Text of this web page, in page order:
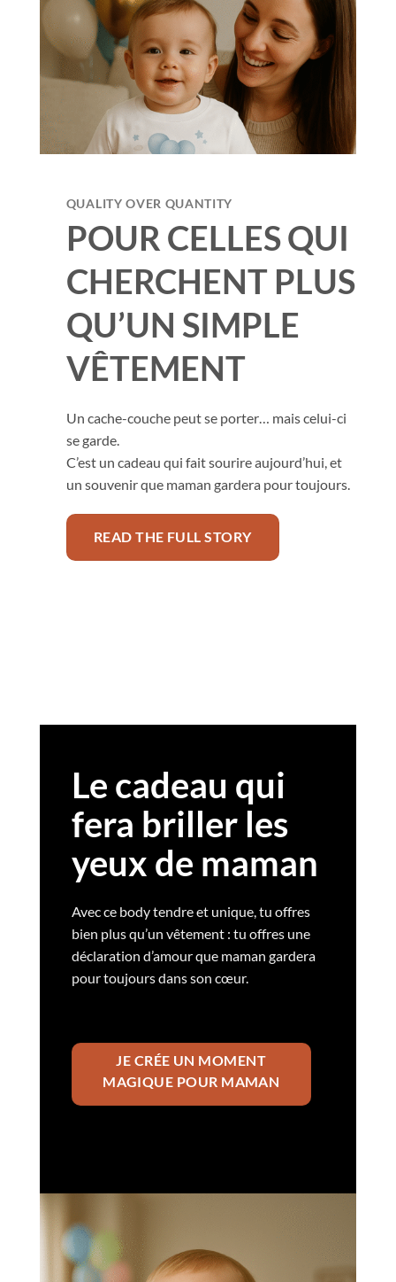
QUALITY OVER QUANTITY
POUR CELLES QUI
CHERCHENT PLUS
QU’UN SIMPLE
VÊTEMENT
Un cache-couche peut se porter… mais celui-ci
se garde.
C’est un cadeau qui fait sourire aujourd’hui, et
un souvenir que maman gardera pour toujours.
READ THE FULL STORY
Le cadeau qui
fera briller les
yeux de maman
Avec ce body tendre et unique, tu offres
bien plus qu’un vêtement : tu offres une
déclaration d’amour que maman gardera
pour toujours dans son cœur.
JE CRÉE UN MOMENT
MAGIQUE POUR MAMAN